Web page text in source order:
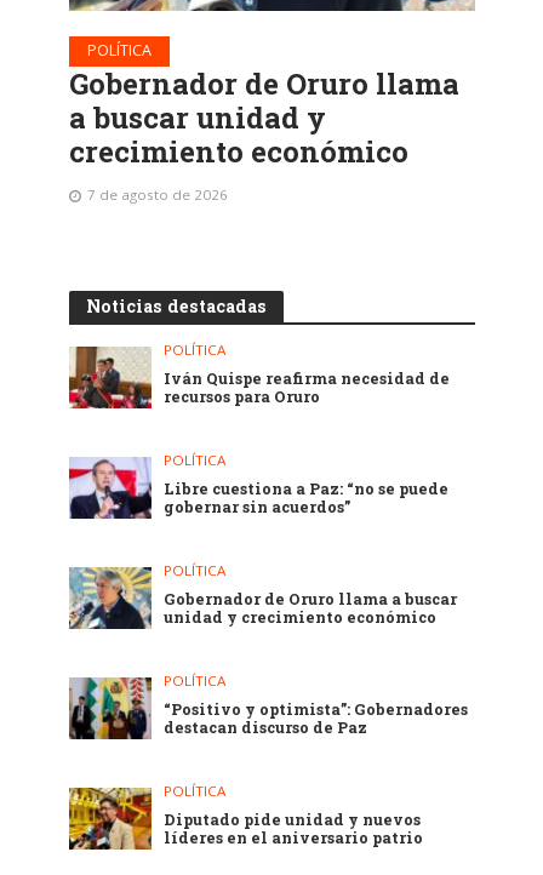
POLÍTICA
Gobernador de Oruro llama
a buscar unidad y
crecimiento económico
7 de agosto de 2026
Noticias destacadas
POLÍTICA
Iván Quispe reafirma necesidad de
recursos para Oruro
POLÍTICA
Libre cuestiona a Paz: “no se puede
gobernar sin acuerdos”
POLÍTICA
Gobernador de Oruro llama a buscar
unidad y crecimiento económico
POLÍTICA
“Positivo y optimista”: Gobernadores
destacan discurso de Paz
POLÍTICA
Diputado pide unidad y nuevos
líderes en el aniversario patrio